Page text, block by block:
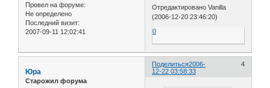
Провел на форуме:
Не определено
Последний визит:
2007-09-11 12:02:41
Отредактировано Vanilla
(2006-12-20 23:46:20)
0
Поделиться 4
2006-
12-22 03:58:33
Юра
Старожил форума